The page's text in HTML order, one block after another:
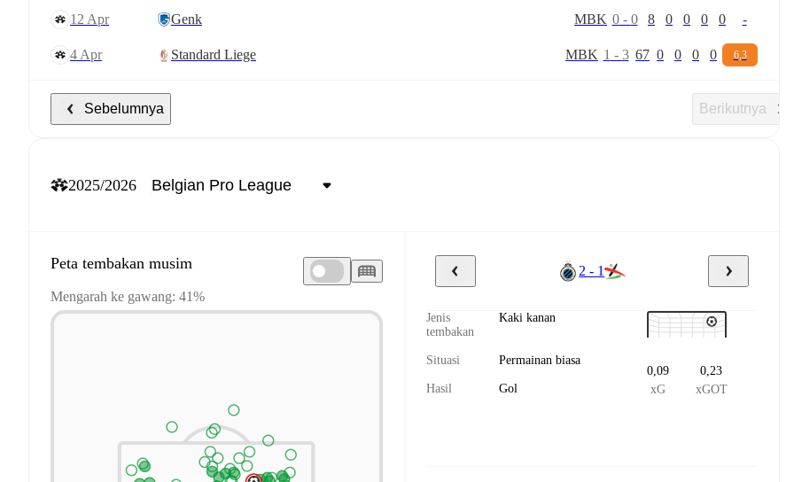
12 Apr Genk MBK 0- 0 8 0 0 0 0 -
4 Apr Standard Liege MBK 1 - 3 67 0 0 0 0 6,3
Sebelumnya Berikutnya
2025/2026
Peta tembakan musim
Mengarah ke gawang: 41%
2 - 1
Jenis
tembakan
Kaki kanan
Situasi Permainan biasa
Hasil Gol
0,09
xG
0,23
xGOT